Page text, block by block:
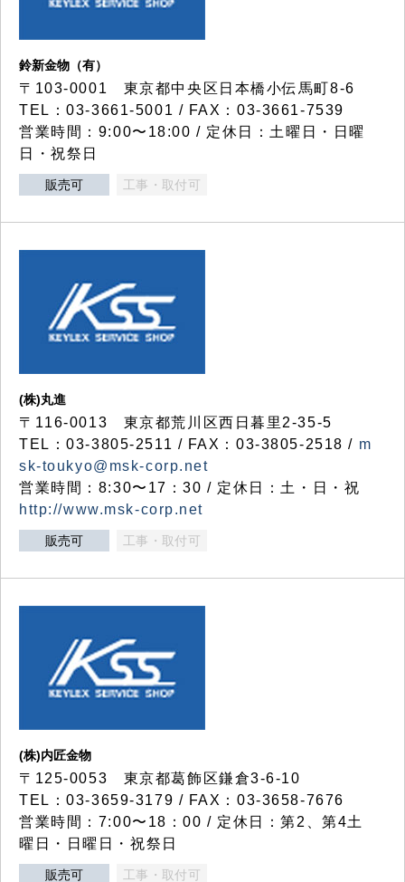
鈴新金物（有）
〒103-0001 東京都中央区日本橋小伝馬町8-6
TEL：03-3661-5001 / FAX：03-3661-7539
営業時間：9:00〜18:00 / 定休日：土曜日・日曜
日・祝祭日
販売可 工事・取付可
(株)丸進
〒116-0013 東京都荒川区西日暮里2-35-5
TEL：03-3805-2511 / FAX：03-3805-2518 / m
sk-toukyo@msk-corp.net
営業時間：8:30〜17：30 / 定休日：土・日・祝
http://www.msk-corp.net
販売可 工事・取付可
(株)内匠金物
〒125-0053 東京都葛飾区鎌倉3-6-10
TEL：03-3659-3179 / FAX：03-3658-7676
営業時間：7:00〜18：00 / 定休日：第2、第4土
曜日・日曜日・祝祭日
販売可 工事・取付可